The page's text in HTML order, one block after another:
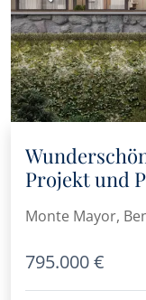
Projekt und
Meer in
Monte Mayor,
795.000 €